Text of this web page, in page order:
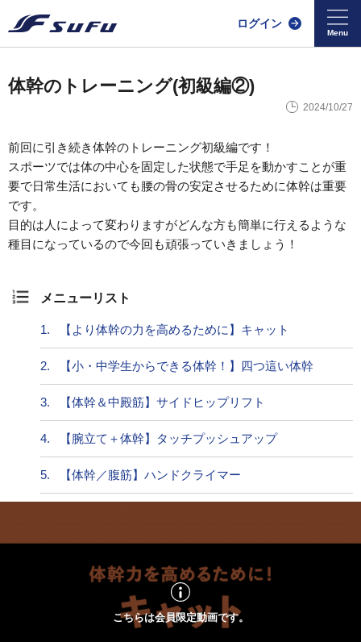
ログイン
体幹のトレーニング(初級編②)
2024/10/27
前回に引き続き体幹のトレーニング初級編です！
スポーツでは体の中心を固定した状態で手足を動かすことが重
要で日常生活においても腰の骨の安定させるために体幹は重要
です。
目的は人によって変わりますがどんな方も簡単に行えるような
種目になっているので今回も頑張っていきましょう！
メニューリスト
1. 【より体幹の力を高めるために】キャット
2. 【小・中学生からできる体幹！】四つ這い体幹
3. 【体幹＆中殿筋】サイドヒップリフト
4. 【腕立て＋体幹】タッチプッシュアップ
5. 【体幹／腹筋】ハンドクライマー
こちらは会員限定動画です。